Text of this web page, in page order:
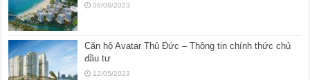
08/08/2023
Căn hộ Avatar Thủ Đức – Thông tin chính thức chủ
đầu tư
12/05/2023